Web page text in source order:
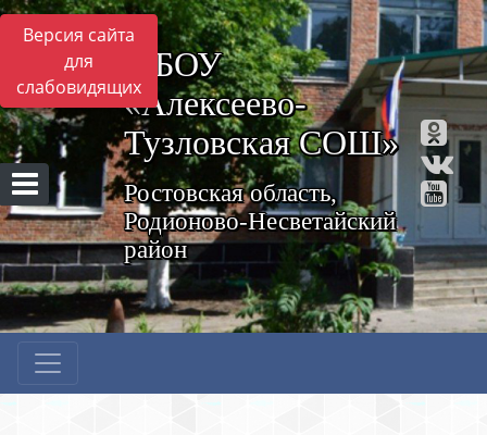
Версия сайта
для
слабовидящих
МБОУ
«Алексеево-
Тузловская СОШ»
Ростовская область,
Родионово-Несветайский
район